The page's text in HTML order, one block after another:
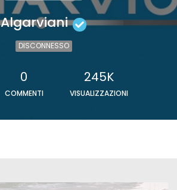
Algarviani
DISCONNESSO
0
COMMENTI
245K
VISUALIZZAZIONI